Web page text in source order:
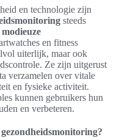
en technologie zijn
steeds
modieuze
en fitness
uiterlijk, maar ook
Ze zijn uitgerust
verzamelen over vitale
en fysieke activiteit.
kunnen gebruikers hun
en verbeteren.